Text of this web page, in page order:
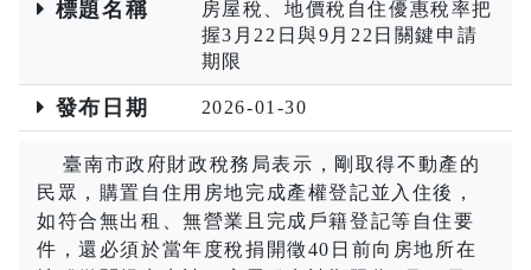
標題名稱
房屋稅、地價稅自住優惠稅率把
握3月22日與9月22日關鍵申請
期限
發布日期 2026-01-30
臺南市政府財政稅務局表示，剛取得不動產的
民眾，購置自住用房地完成產權登記並入住後，
如符合無出租、無營業且完成戶籍登記等自住要
件，還必須於當年度稅捐開徵40 日前向房地所在